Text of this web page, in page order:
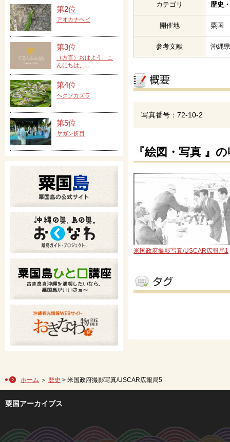
カテゴリ 歴史
開催地 粟国
参考文献 沖縄
写真番号：72-10-2
『絵図・写真 』
米国政府撮影写真/USCAR広報局1
第2位
アオカナヘビ
第3位
（方言）おはよう、こ
んにちは、...
第4位
ヘクソカズラ
第5位
ヤガン折目
ホーム ＞ 歴史 > 米国政府撮影写真/USCAR広報局5
粟国アーカイブス